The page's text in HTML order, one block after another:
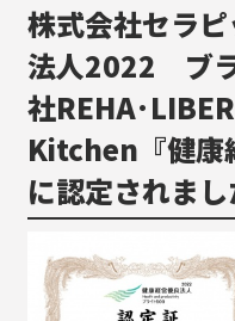
株式会社セラ
法人2022 ブ
社REHA･
Kitchen『健康
に認定されまし